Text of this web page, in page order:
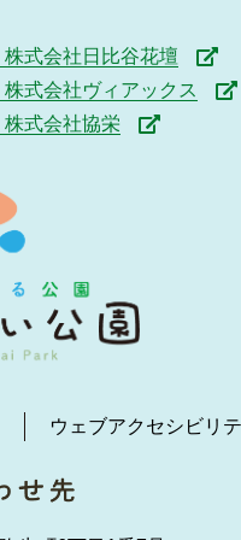
株式会社日比谷花壇
株式会社ヴィアックス
株式会社協栄
ウェブアクセシビリ